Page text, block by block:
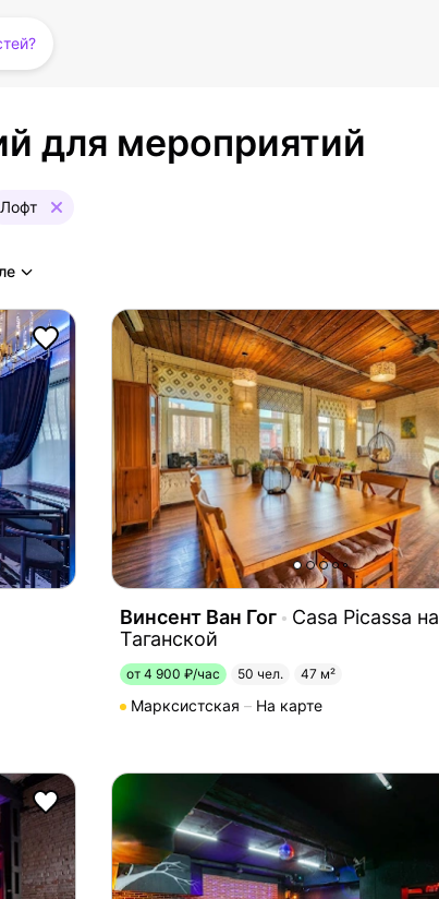
для мероприятий
Лофт
Винсент Ван Гог
Casa Picassa на
Таганской
от 4 900 ₽/час 50 чел. 47 м²
Марксистская На карте